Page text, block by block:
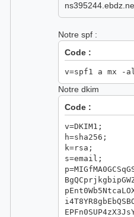
Notre spf :
Code :
v=spf1 a mx -
Notre dkim
Code :
v=DKIM1;
h=sha256;
k=rsa;
s=email;